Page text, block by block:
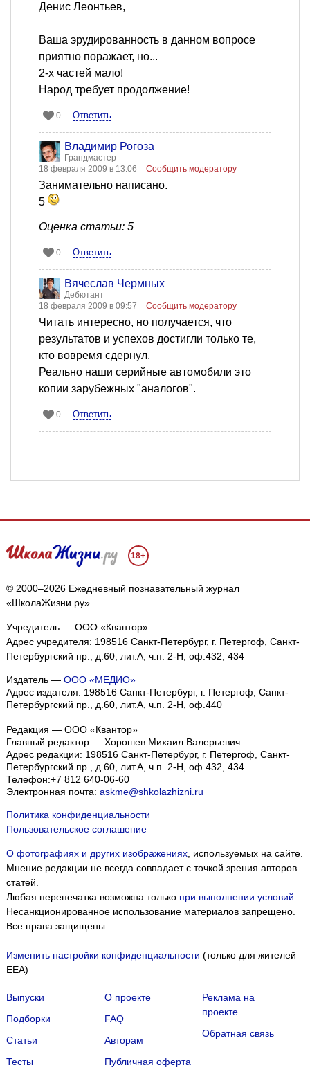
Денис Леонтьев,
Ваша эрудированность в данном вопросе
приятно поражает, но...
2-x частей мало!
Народ требует продолжение!
0 Ответить
Владимир Рогоза
Грандмастер
18 февраля 2009 в 13:06
Сообщить модератору
Занимательно написано.
5
Оценка статьи: 5
0 Ответить
Вячеслав Чермных
Дебютант
18 февраля 2009 в 09:57
Сообщить модератору
Читать интересно, но получается, что
результатов и успехов достигли только те,
кто вовремя сдернул.
Реально наши серийные автомобили это
копии зарубежных "аналогов".
0 Ответить
18+
© 2000–2026 Ежедневный познавательный журнал
«ШколаЖизни.ру»
Учредитель — ООО «Квантор»
Адрес учредителя: 198516 Санкт-Петербург, г. Петергоф, Санкт-
Петербургский пр., д.60, лит.А, ч.п. 2-Н, оф.432, 434
Издатель — ООО «МЕДИО»
Адрес издателя: 198516 Санкт-Петербург, г. Петергоф, Санкт-
Петербургский пр., д.60, лит.А, ч.п. 2-Н, оф.440
Редакция — ООО «Квантор»
Главный редактор — Хорошев Михаил Валерьевич
Адрес редакции: 198516 Санкт-Петербург, г. Петергоф, Санкт-
Петербургский пр., д.60, лит.А, ч.п. 2-Н, оф.432, 434
Телефон:+7 812 640-06-60
Электронная почта: askme@shkolazhizni.ru
Политика конфиденциальности
Пользовательское соглашение
О фотографиях и других изображениях, используемых на сайте.
Мнение редакции не всегда совпадает с точкой зрения авторов
статей.
Любая перепечатка возможна только при выполнении условий.
Несанкционированное использование материалов запрещено.
Все права защищены.
Изменить настройки конфиденциальности (только для жителей
EEA)
Выпуски
Подборки
Статьи
Тесты
О проекте
FAQ
Авторам
Публичная оферта
Реклама на
проекте
Обратная связь